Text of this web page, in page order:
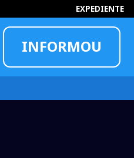
EXPEDIENTE
INFORMOU